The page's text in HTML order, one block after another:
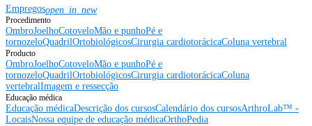
Empregosopen_in_new
Procedimento
OmbroJoelhoCotoveloMão e punhoPé e
tornozeloQuadrilOrtobiológicosCirurgia cardiotorácicaColuna vertebral
Producto
OmbroJoelhoCotoveloMão e punhoPé e
tornozeloQuadrilOrtobiológicosCirurgia cardiotorácicaColuna
vertebralImagem e ressecção
Educação médica
Educação médicaDescrição dos cursosCalendário dos cursosArthroLab™ -
LocaisNossa equipe de educação médicaOrthoPedia